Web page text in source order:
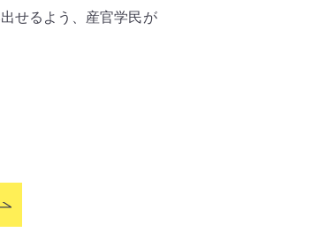
せるよう、産官学民が